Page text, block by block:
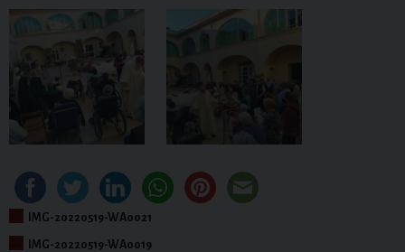
IMG-20220519-WA0021
IMG-20220519-WA0019